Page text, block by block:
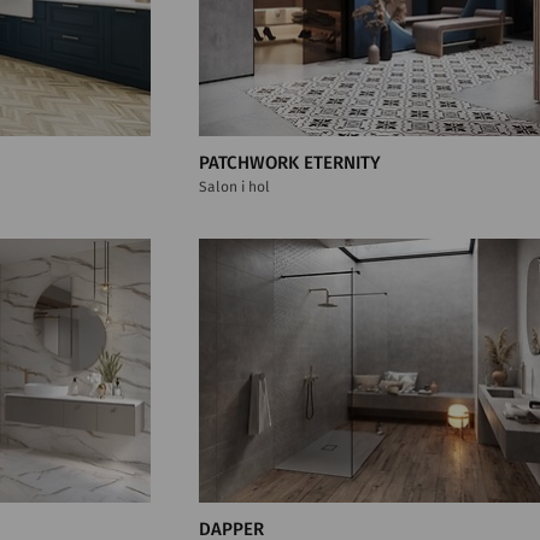
PATCHWORK ETERNITY
Salon i hol
DAPPER